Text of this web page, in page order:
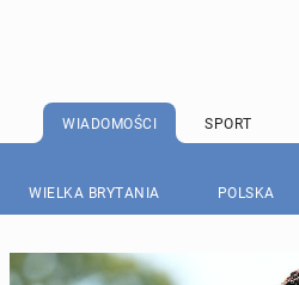
WIADOMOŚCI SPORT
WIELKA BRYTANIA POLSKA